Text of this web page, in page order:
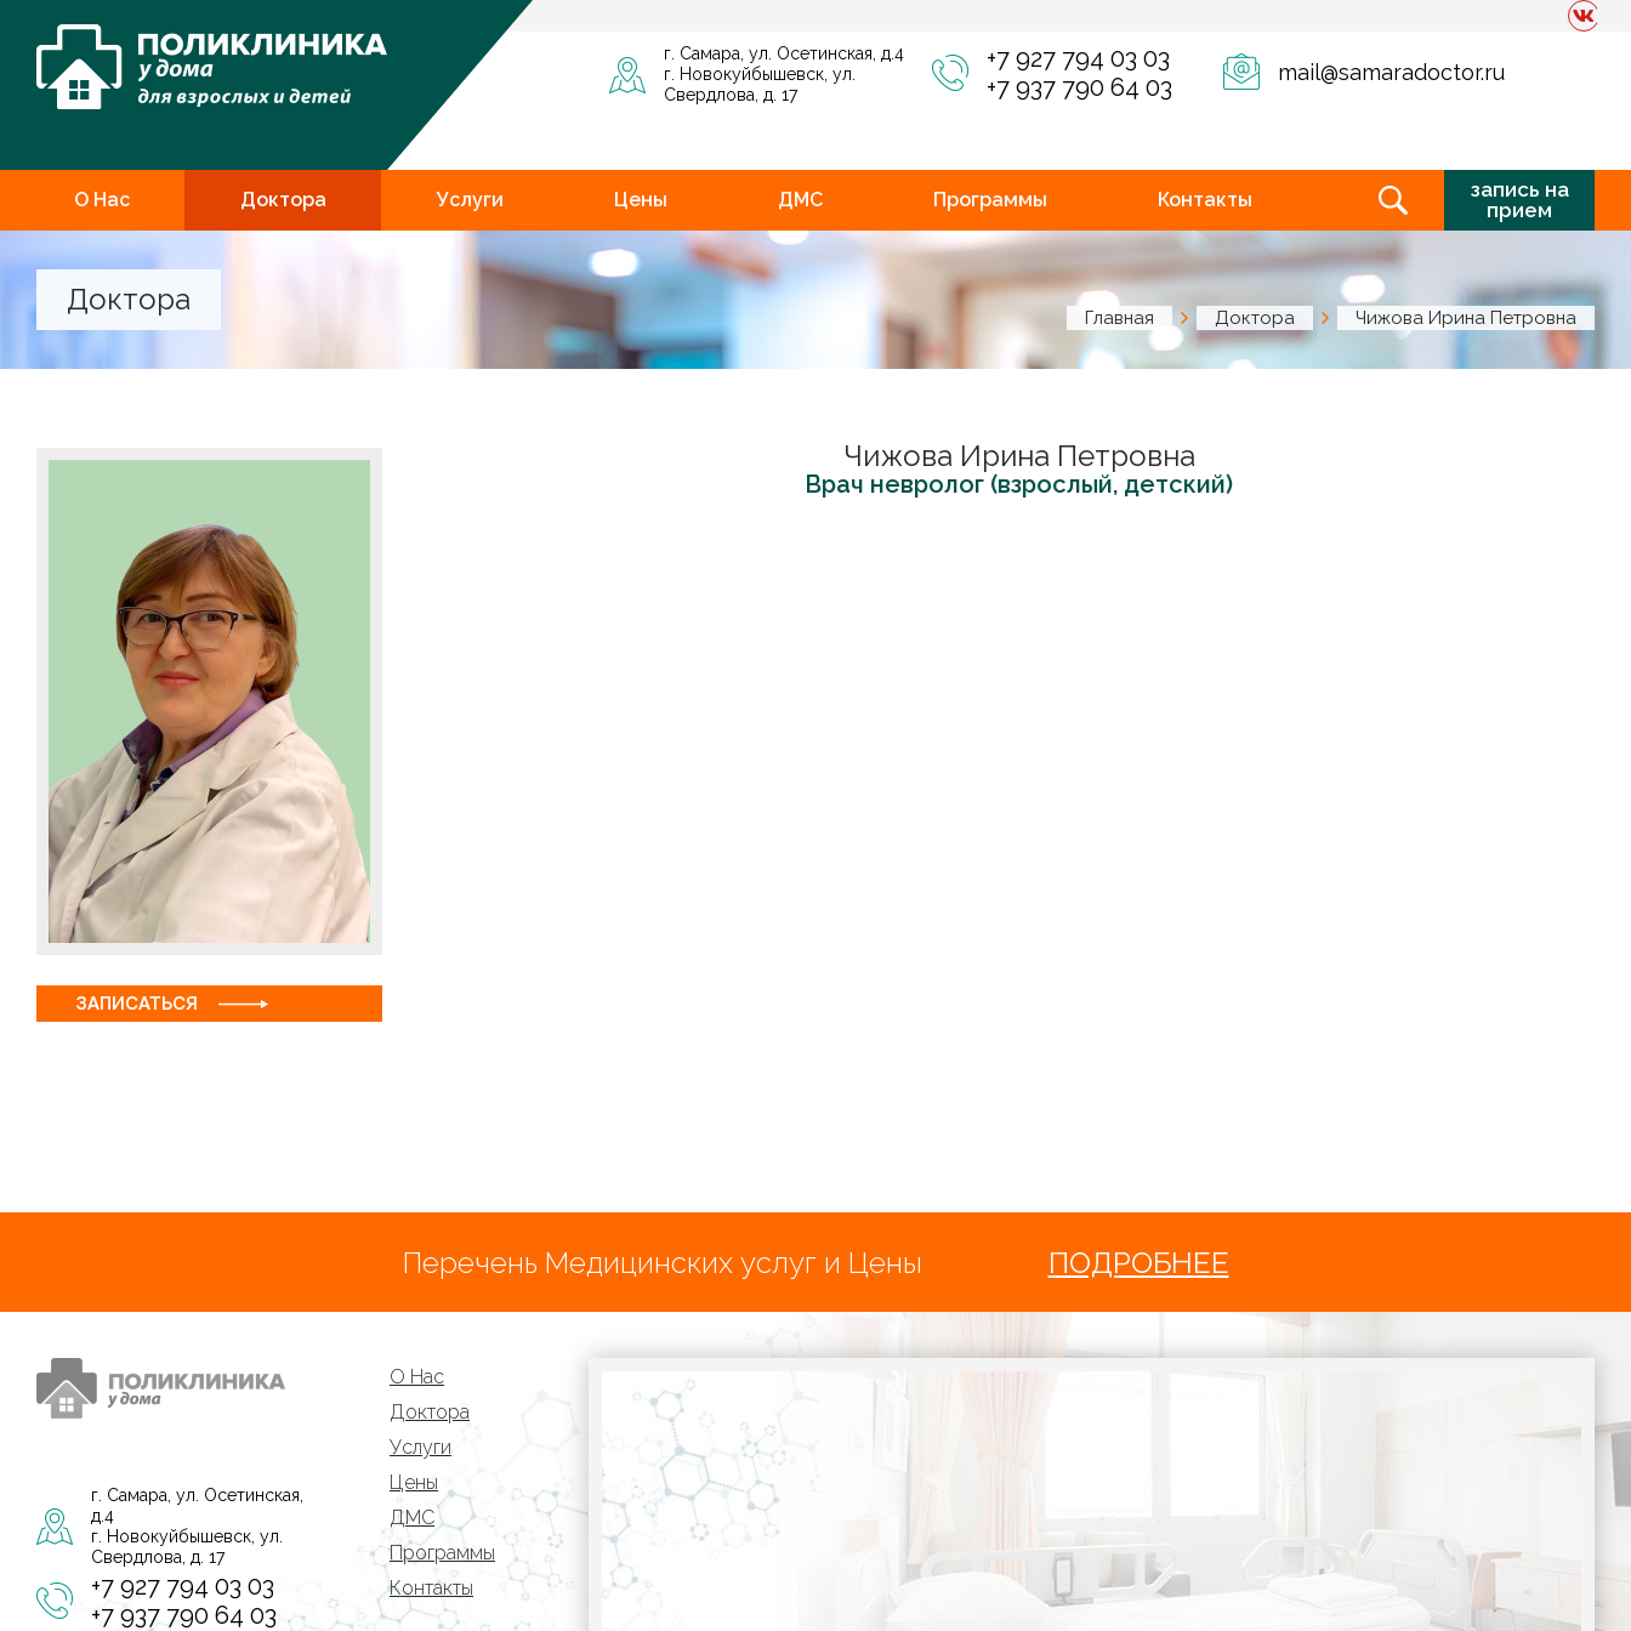
г. Самара, ул. Осетинская, д.4
г. Новокуйбышевск, ул.
Свердлова, д. 17
+7 927 794 03 03
+7 937 790 64 03
mail@samaradoctor.ru
О Нас Доктора Услуги Цены ДМС Программы Контакты
запись на
прием
Доктора
Главная Доктора Чижова Ирина Петровна
ЗАПИСАТЬСЯ
Чижова Ирина Петровна
Врач невролог (взрослый, детский)
Перечень Медицинских услуг и Цены ПОДРОБНЕЕ
г. Самара, ул. Осетинская,
д.4
г. Новокуйбышевск, ул.
Свердлова, д. 17
+7 927 794 03 03
+7 937 790 64 03
О Нас
Доктора
Услуги
Цены
ДМС
Программы
Контакты